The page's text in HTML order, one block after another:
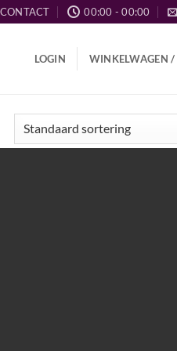
CONTACT 00:00 - 00:00
LOGIN WINKELWAGEN /